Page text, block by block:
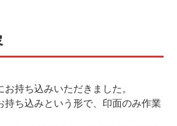
持ち込みいただきました。
持ち込みという形で、印面のみ作業